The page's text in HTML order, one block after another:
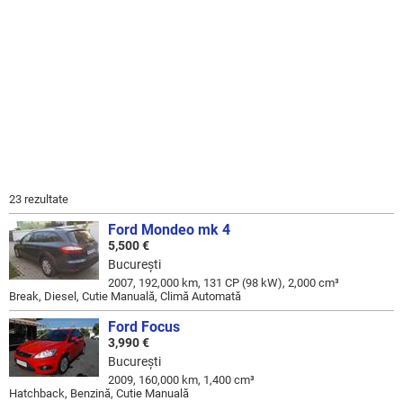
23 rezultate
Ford Mondeo mk 4
5,500 €
Bucureşti
2007, 192,000 km, 131 CP (98 kW), 2,000 cm³
Break, Diesel, Cutie Manuală, Climă Automată
Ford Focus
3,990 €
Bucureşti
2009, 160,000 km, 1,400 cm³
Hatchback, Benzină, Cutie Manuală